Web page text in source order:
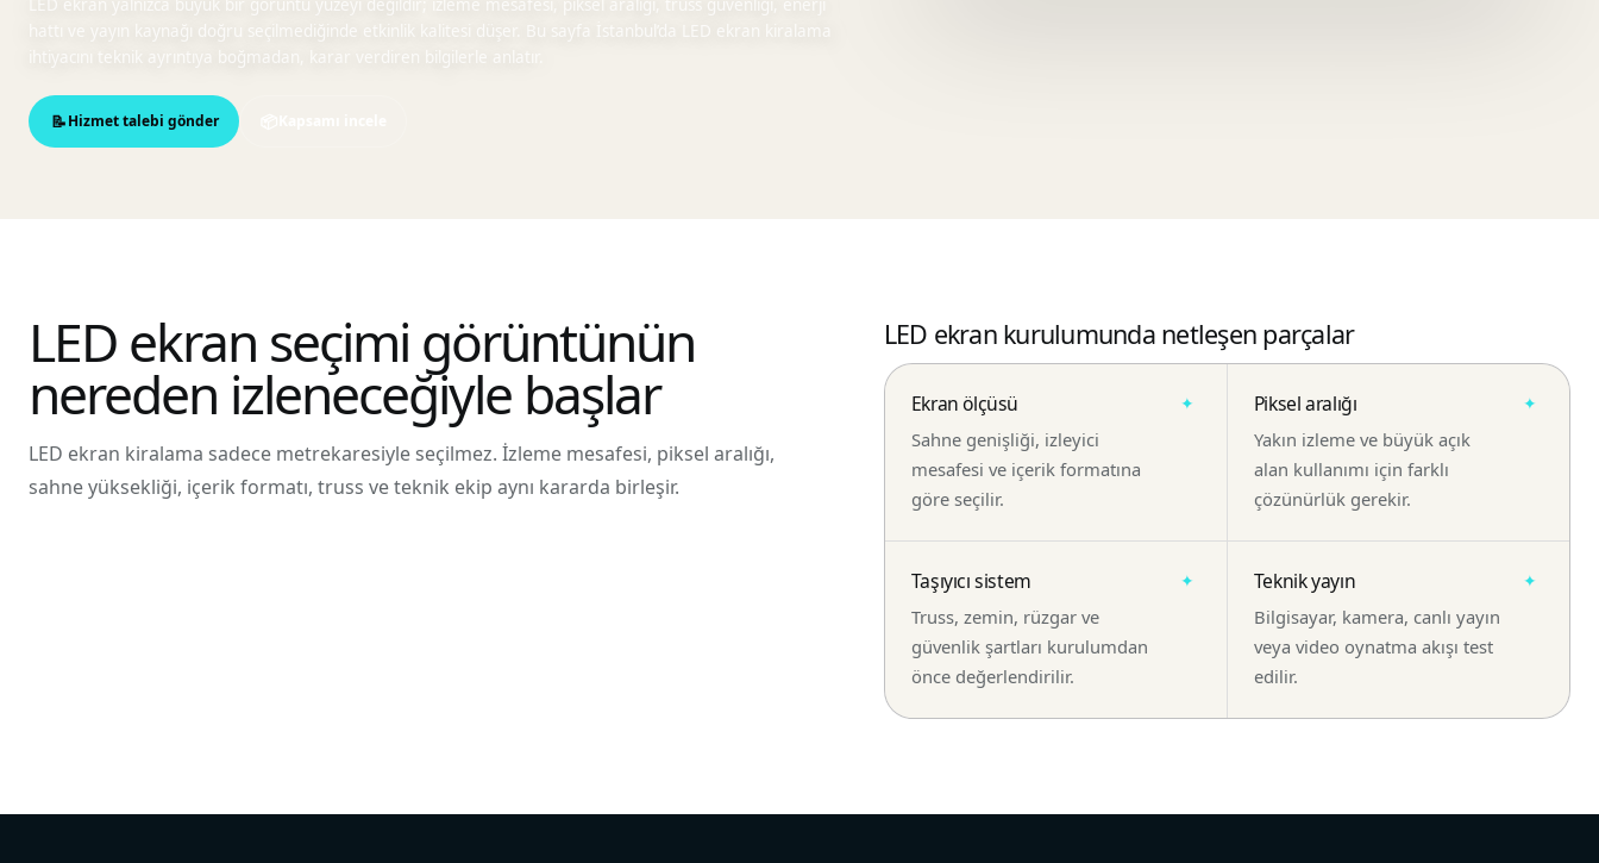
LED ekran yalnızca büyük bir görüntü yüzeyi değildir; izleme mesafesi, piksel aralığı, truss güvenliği, enerji
hattı ve yayın kaynağı doğru seçilmediğinde etkinlik kalitesi düşer. Bu sayfa İstanbul’da LED ekran kiralama
ihtiyacını teknik ayrıntıya boğmadan, karar verdiren bilgilerle anlatır.
Hizmet talebi gönder
LED ekran seçimi görüntünün
nereden izleneceğiyle başlar
LED ekran kiralama sadece metrekaresiyle seçilmez. İzleme mesafesi, piksel aralığı,
sahne yüksekliği, içerik formatı, truss ve teknik ekip aynı kararda birleşir.
LED ekran kurulumunda netleşen parçalar
Ekran ölçüsü
Sahne genişliği, izleyici
mesafesi ve içerik formatına
göre seçilir.
Piksel aralığı
Yakın izleme ve büyük açık
alan kullanımı için farklı
çözünürlük gerekir.
Taşıyıcı sistem
Truss, zemin, rüzgar ve
güvenlik şartları kurulumdan
önce değerlendirilir.
Teknik yayın
Bilgisayar, kamera, canlı yayın
veya video oynatma akışı test
edilir.